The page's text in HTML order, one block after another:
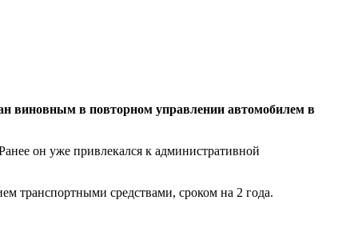
виновным в повторном управлении автомобилем в
он уже привлекался к административной
транспортными средствами, сроком на 2 года.